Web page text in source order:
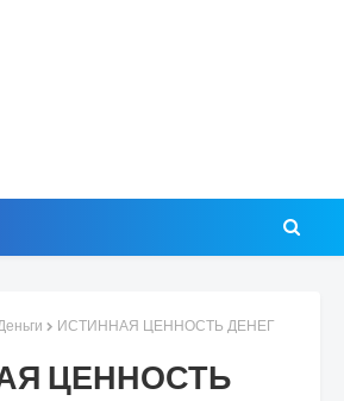
ИСТИННАЯ ЦЕННОСТЬ ДЕНЕГ
ЦЕННОСТЬ